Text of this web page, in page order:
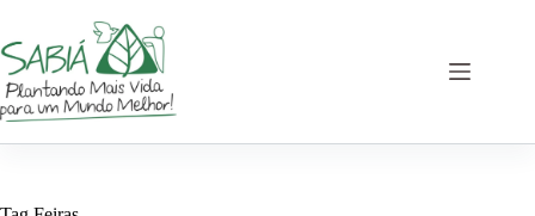
o
conteúdo